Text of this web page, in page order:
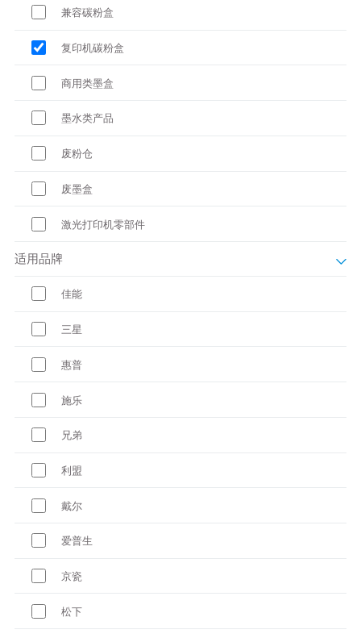
兼容碳粉盒
复印机碳粉盒
商用类墨盒
墨水类产品
废粉仓
废墨盒
激光打印机零部件
适用品牌
佳能
三星
惠普
施乐
兄弟
利盟
戴尔
爱普生
京瓷
松下